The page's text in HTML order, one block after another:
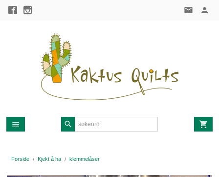
Gå
Forside Kjekt å ha klemmelåser